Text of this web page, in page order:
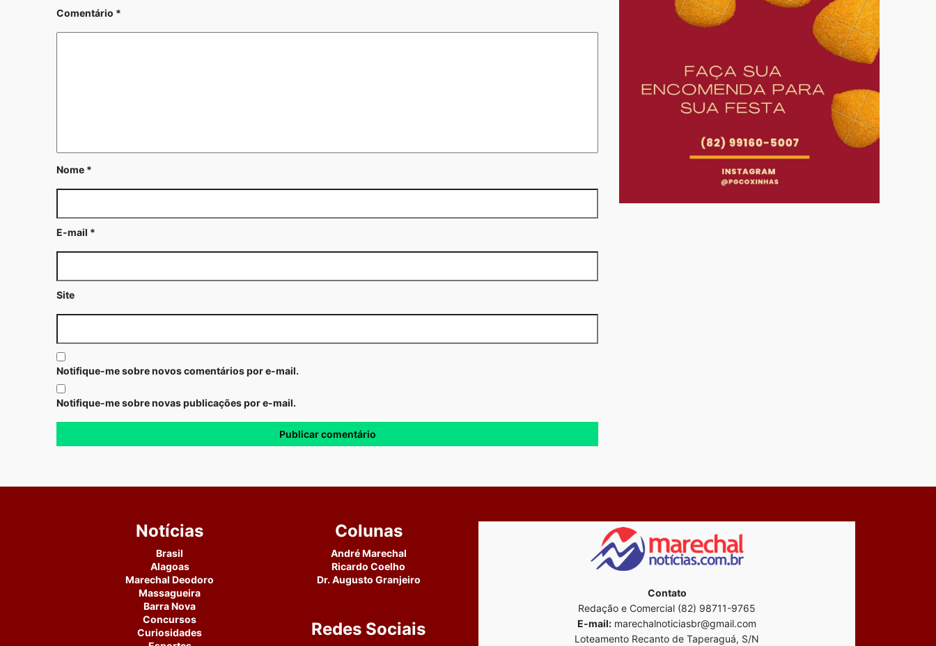
Comentário *
Nome *
E-mail *
Site
Notifique-me sobre novos comentários por e-mail.
Notifique-me sobre novas publicações por e-mail.
Notícias
Brasil
Alagoas
Marechal Deodoro
Massagueira
Barra Nova
Concursos
Curiosidades
Colunas
André Marechal
Ricardo Coelho
Dr. Augusto Granjeiro
Redes Sociais
Contato
Redação e Comercial (82) 98711-9765
E-mail: marechalnoticiasbr@gmail.com
Loteamento Recanto de Taperaguá, S/N